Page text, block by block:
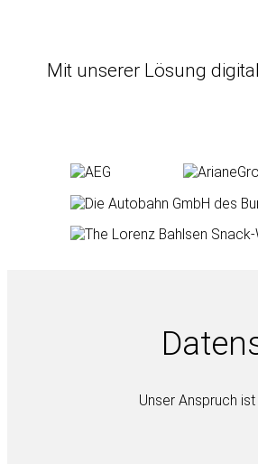
Mit unserer Lösung
Unser Anspruch